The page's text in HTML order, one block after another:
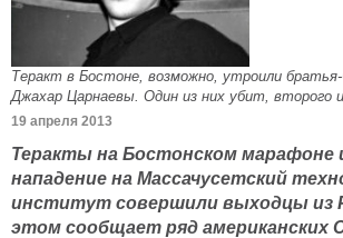
Теракт в Бостоне, возможно, утроили
Джахар Царнаевы. Один из них убит, второго
19 апреля 2013
Теракты на Бостонском марафоне
нападение на Массачусетский
институт совершили выходцы из
этом сообщает ряд американских